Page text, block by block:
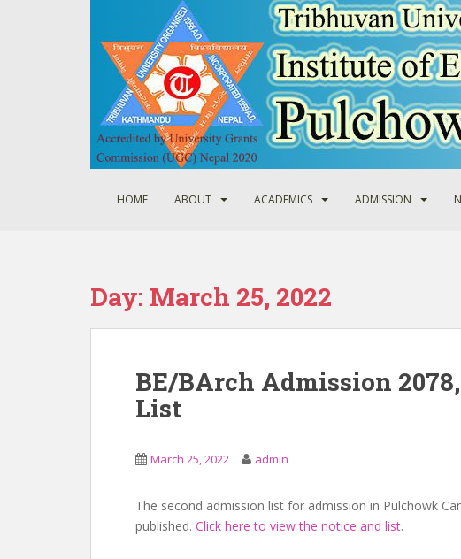
HOME ABOUT ACADEMICS ADMISSION
Day: March 25, 2022
BE/BArch Admission
List
March 25, 2022 admin
The second admission list for admission in Pulchowk
published. Click here to view the notice and list.